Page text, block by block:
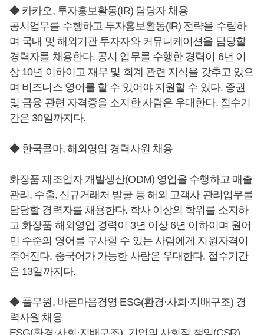
◆ 카카오, 투자홍보활동(IR) 담당자 채용
공시업무를 수행하고 투자홍보활동(IR) 전략을 수립하
며 국내 및 해외기관 투자자와 커뮤니케이션을 담당할
경력자를 채용한다. 공시 업무를 수행한 경력이 6년 이
상 10년 이하이고 재무 및 회계 관련 지식을 갖추고 있으
며 비즈니스 영어를 할 수 있어야 지원할 수 있다. 증권
및 금융 관련 자격증을 소지한 사람은 우대한다. 접수기
간은 30일까지다.
◆ 한국콜마, 해외영업 경력사원 채용
화장품 제조업자 개발생산(ODM) 영업을 수행하고 매출
관리, 수출, 신규거래처 발굴 등 해외 고객사 관리업무를
담당할 경력자를 채용한다. 학사 이상의 학위를 소지하
고 화장품 해외영업 경력이 3년 이상 6년 이하이며 원어
민 수준의 영어를 구사할 수 있는 사람에게 지원자격이
주어진다. 중국어가 가능한 사람은 우대한다. 접수기간
은 13일까지다.
◆ 풀무원, 바른마음경영 ESG(환경·사회·지배구조) 경
력사원 채용